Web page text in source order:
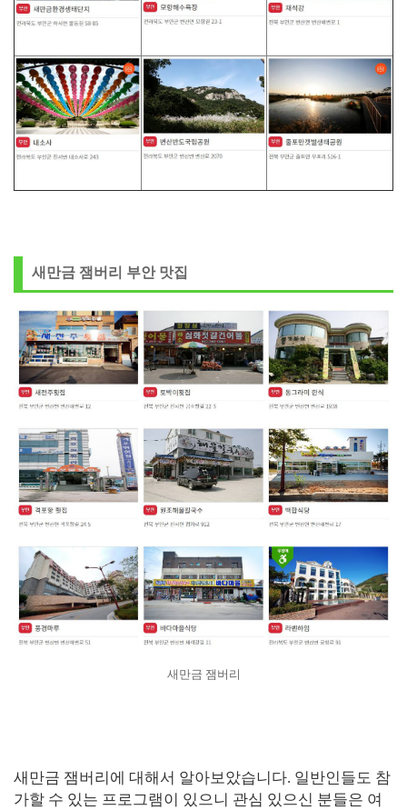
새만금 잼버리 부안 맛집
새만금 잼버리
새만금 잼버리에 대해서 알아보았습니다. 일반인들도 참
가할 수 있는 프로그램이 있으니 관심 있으신 분들은 여